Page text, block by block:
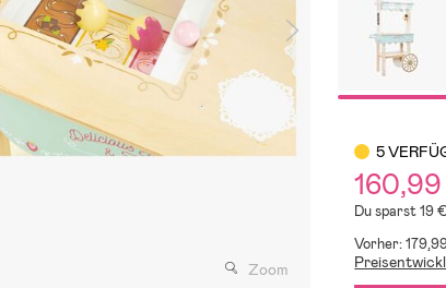
Zoom
5
Du sparst 19
Vorher: